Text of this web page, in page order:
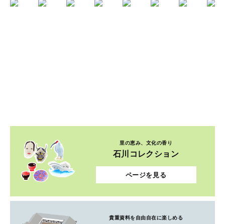
里の恵み、文化の香り
石川コレクション
ページを見る
貴重資料を自由自在に楽しめる